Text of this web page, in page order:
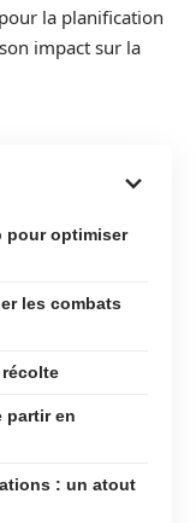
la planification
impact sur la
pour optimiser
les combats
partir en
: un atout